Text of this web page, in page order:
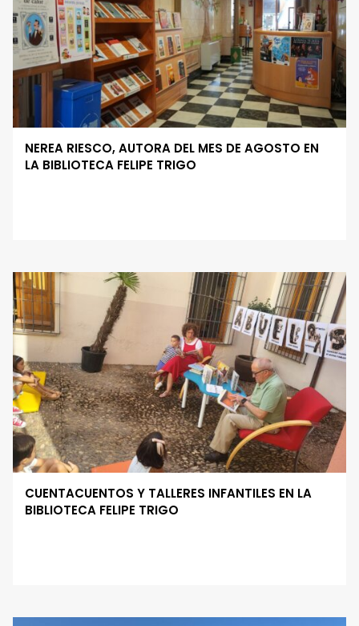
NEREA RIESCO, AUTORA DEL MES DE AGOSTO EN
LA BIBLIOTECA FELIPE TRIGO
CUENTACUENTOS Y TALLERES INFANTILES EN LA
BIBLIOTECA FELIPE TRIGO